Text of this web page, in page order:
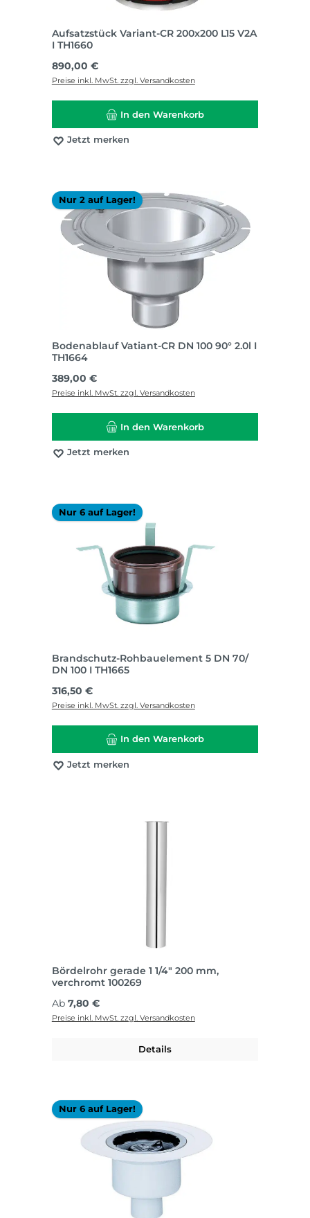
Aufsatzstück Variant-CR 200x200 L15 V2A
I TH1660
Regulärer Preis:
890,00 €
Preise inkl. MwSt. zzgl. Versandkosten
In den Warenkorb
Jetzt merken
Nur 2 auf Lager!
Bodenablauf Vatiant-CR DN 100 90° 2.0l I
TH1664
Regulärer Preis:
389,00 €
Preise inkl. MwSt. zzgl. Versandkosten
In den Warenkorb
Jetzt merken
Nur 6 auf Lager!
Brandschutz-Rohbauelement 5 DN 70/
DN 100 I TH1665
Regulärer Preis:
316,50 €
Preise inkl. MwSt. zzgl. Versandkosten
In den Warenkorb
Jetzt merken
Bördelrohr gerade 1 1/4" 200 mm,
verchromt 100269
Regulärer Preis:
Ab 7,80 €
Preise inkl. MwSt. zzgl. Versandkosten
Details
Nur 6 auf Lager!